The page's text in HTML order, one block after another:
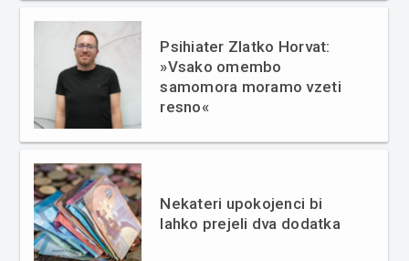
Psihiater Zlatko Horvat:
»Vsako omembo
samomora moramo vzeti
resno«
Nekateri upokojenci bi
lahko prejeli dva dodatka